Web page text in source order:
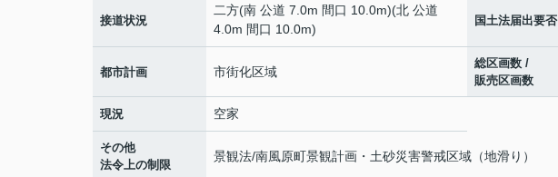
接道状況
二方(南 公道 7.0m 間口 10.0m)(北 公道
4.0m 間口 10.0m)
国土法届出要否
都市計画 市街化区域
総区画数 /
販売区画数
現況 空家
その他
法令上の制限
景観法/南風原町景観計画・土砂災害警戒区域（地滑り）